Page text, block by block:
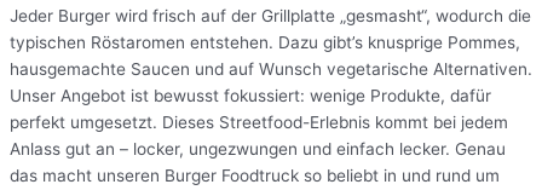
Jeder Burger wird frisch auf der Grillplatte „gesmasht“, wodurch die
typischen Röstaromen entstehen. Dazu gibt’s knusprige Pommes,
hausgemachte Saucen und auf Wunsch vegetarische Alternativen.
Unser Angebot ist bewusst fokussiert: wenige Produkte, dafür
perfekt umgesetzt. Dieses Streetfood-Erlebnis kommt bei jedem
Anlass gut an – locker, ungezwungen und einfach lecker. Genau
das macht unseren Burger Foodtruck so beliebt in und rund um